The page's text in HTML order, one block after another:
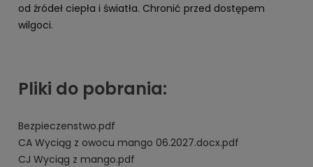
od źródeł ciepła i światła. Chronić przed dostępem
wilgoci.
Pliki do pobrania:
Bezpieczenstwo.pdf
CA Wyciąg z owocu mango 06.2027.docx.pdf
CJ Wyciąg z mango.pdf